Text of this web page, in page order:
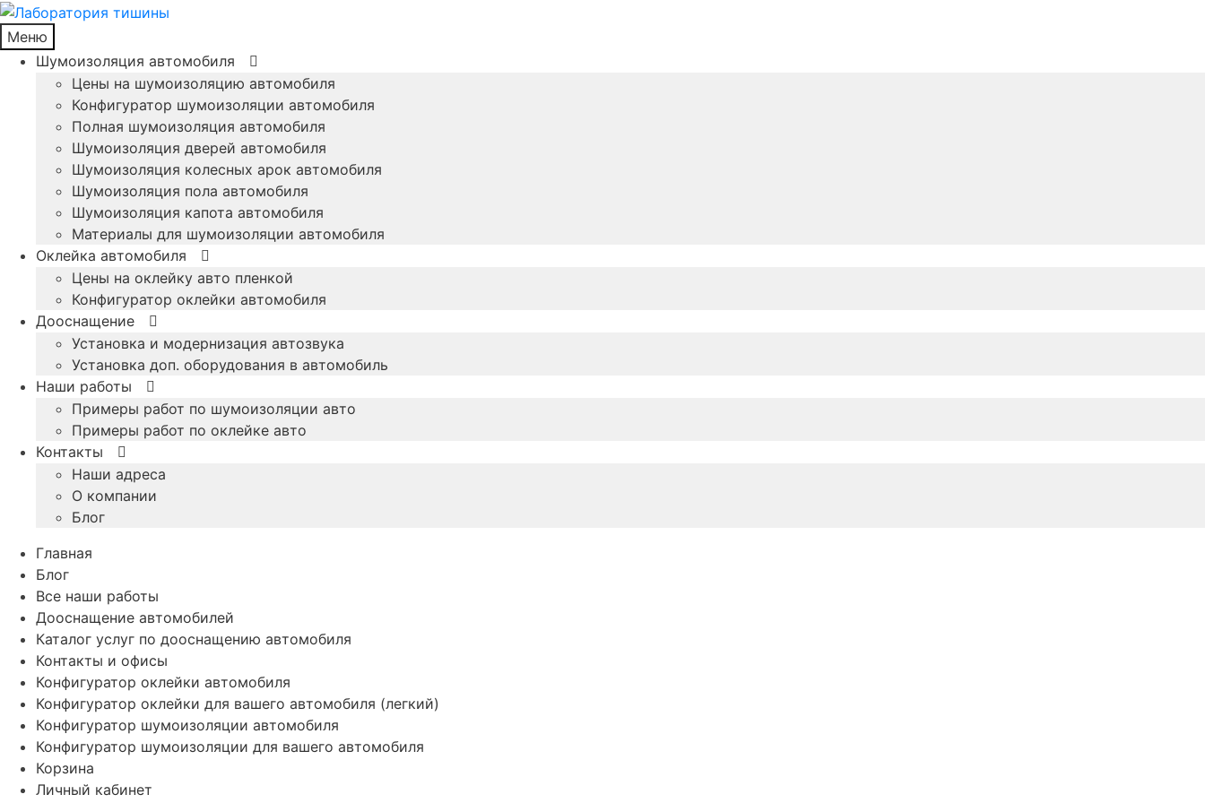
Меню
Шумоизоляция автомобиля
Цены на шумоизоляцию автомобиля
Конфигуратор шумоизоляции автомобиля
Полная шумоизоляция автомобиля
Шумоизоляция дверей автомобиля
Шумоизоляция колесных арок автомобиля
Шумоизоляция пола автомобиля
Шумоизоляция капота автомобиля
Материалы для шумоизоляции автомобиля
Оклейка автомобиля
Цены на оклейку авто пленкой
Конфигуратор оклейки автомобиля
Дооснащение
Установка и модернизация автозвука
Установка доп. оборудования в автомобиль
Наши работы
Примеры работ по шумоизоляции авто
Примеры работ по оклейке авто
Контакты
Наши адреса
О компании
Блог
Главная
Блог
Все наши работы
Дооснащение автомобилей
Каталог услуг по дооснащению автомобиля
Контакты и офисы
Конфигуратор оклейки автомобиля
Конфигуратор оклейки для вашего автомобиля (легкий)
Конфигуратор шумоизоляции автомобиля
Конфигуратор шумоизоляции для вашего автомобиля
Корзина
Личный кабинет